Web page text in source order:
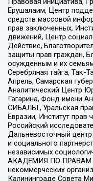
Ерушалаим, Центр
средств массовой
прав заключенных,
движений, Центр
Действие,
защиты прав граждан,
осужденным и их
Серебряная тайга, Так-
Апрель, Самарская
Аналитический Центр
Гагарина, Фонд имени
СИБАЛЬТ, Уральская
Евразии, Институт прав
Российский
Дальневосточный
и социального
независимых
АКАДЕМИЯ ПО ПРАВАМ
некоммерческих
Калининграде Совета